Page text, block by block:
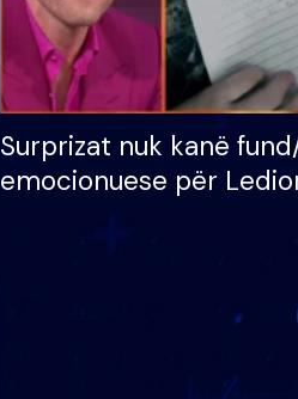
Surprizat nuk kanë
emocionuese për